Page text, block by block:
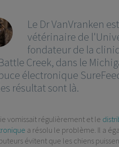
Le Dr VanVranken
vétérinaire de
fondateur de la
Creek, dans le
électronique
résultat sont là.
vomissait régulièrement et le
a résolu le problème. Il a
évitent que les chiens